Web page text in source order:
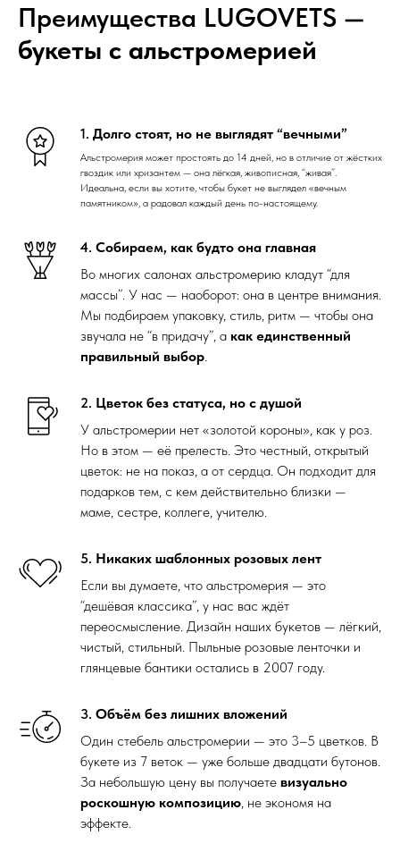
Преимущества LUGOVETS —
букеты с альстромерией
1. Долго стоят, но не выглядят “вечными”
Альстромерия может простоять до 14 дней, но в отличие от жёстких
гвоздик или хризантем — она лёгкая, живописная, “живая”.
Идеальна, если вы хотите, чтобы букет не выглядел «вечным
памятником», а радовал каждый день по-настоящему.
4. Собираем, как будто она главная
Во многих салонах альстромерию кладут “для
массы”. У нас — наоборот: она в центре внимания.
Мы подбираем упаковку, стиль, ритм — чтобы она
звучала не “в придачу”, а как единственный
правильный выбор.
2. Цветок без статуса, но с душой
У альстромерии нет «золотой короны», как у роз.
Но в этом — её прелесть. Это честный, открытый
цветок: не на показ, а от сердца. Он подходит для
подарков тем, с кем действительно близки —
маме, сестре, коллеге, учителю.
5. Никаких шаблонных розовых лент
Если вы думаете, что альстромерия — это
“дешёвая классика”, у нас вас ждёт
переосмысление. Дизайн наших букетов — лёгкий,
чистый, стильный. Пыльные розовые ленточки и
глянцевые бантики остались в 2007 году.
3. Объём без лишних вложений
Один стебель альстромерии — это 3–5 цветков. В
букете из 7 веток — уже больше двадцати бутонов.
За небольшую цену вы получаете визуально
роскошную композицию, не экономя на
эффекте.